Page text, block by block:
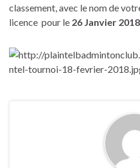
classement, avec le nom de
licence pour le 26 Janvier 2018